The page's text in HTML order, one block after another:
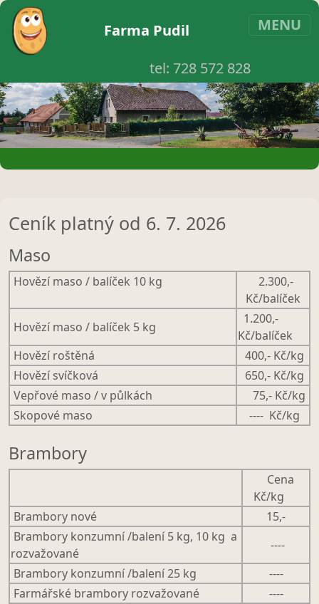
Farma Pudil MENU
tel: 728 572 828
Ceník platný od 6. 7. 2026
Maso
Hovězí maso / balíček 10 kg
2.300,-
Kč/balíček
Hovězí maso / balíček 5 kg
1.200,-
Kč/balíček
Hovězí roštěná
400,- Kč/kg
Hovězí svíčková
650,- Kč/kg
Vepřové maso / v půlkách
75,- Kč/kg
Skopové maso
---- Kč/kg
Brambory
Cena
Kč/kg
Brambory nové
15,-
Brambory konzumní /balení 5 kg, 10 kg a
rozvažované
----
Brambory konzumní /balení 25 kg
----
Farmářské brambory rozvažované
----